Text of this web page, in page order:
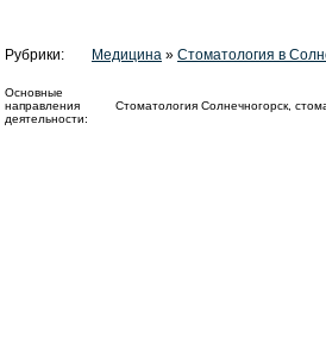
Рубрики: Медицина » Стоматология в
Основные
направления
деятельности:
Стоматология Солнечногорск,